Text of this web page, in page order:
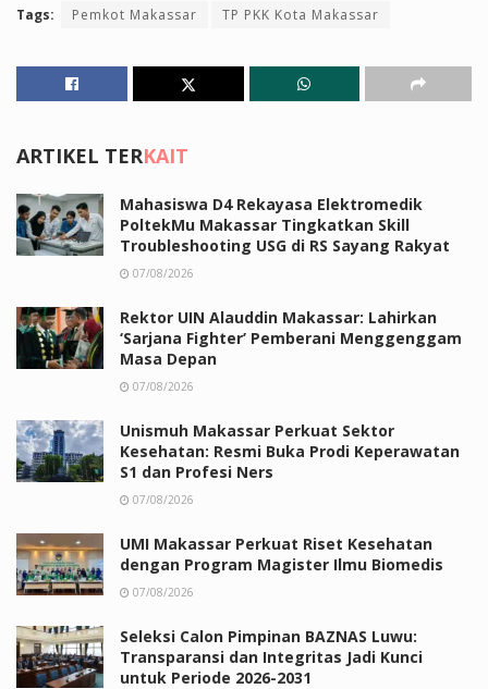
Tags: Pemkot Makassar TP PKK Kota Makassar
ARTIKEL TERKAIT
Mahasiswa D4 Rekayasa Elektromedik
PoltekMu Makassar Tingkatkan Skill
Troubleshooting USG di RS Sayang Rakyat
07/08/2026
Rektor UIN Alauddin Makassar: Lahirkan
‘Sarjana Fighter’ Pemberani Menggenggam
Masa Depan
07/08/2026
Unismuh Makassar Perkuat Sektor
Kesehatan: Resmi Buka Prodi Keperawatan
S1 dan Profesi Ners
07/08/2026
UMI Makassar Perkuat Riset Kesehatan
dengan Program Magister Ilmu Biomedis
07/08/2026
Seleksi Calon Pimpinan BAZNAS Luwu:
Transparansi dan Integritas Jadi Kunci
untuk Periode 2026-2031